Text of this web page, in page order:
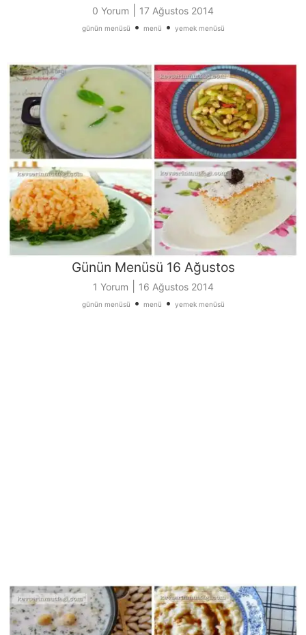
0 Yorum 17 Ağustos 2014
günün menüsü • menü • yemek menüsü
Günün Menüsü 16 Ağustos
1 Yorum 16 Ağustos 2014
günün menüsü • menü • yemek menüsü